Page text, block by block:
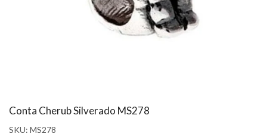
Conta Cherub Silverado MS278
SKU: MS278